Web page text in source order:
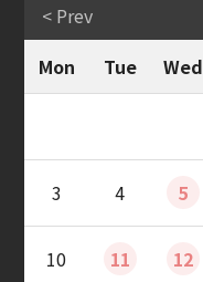
< Prev
Mon
Tue Wed
3 4 5
10 11 12